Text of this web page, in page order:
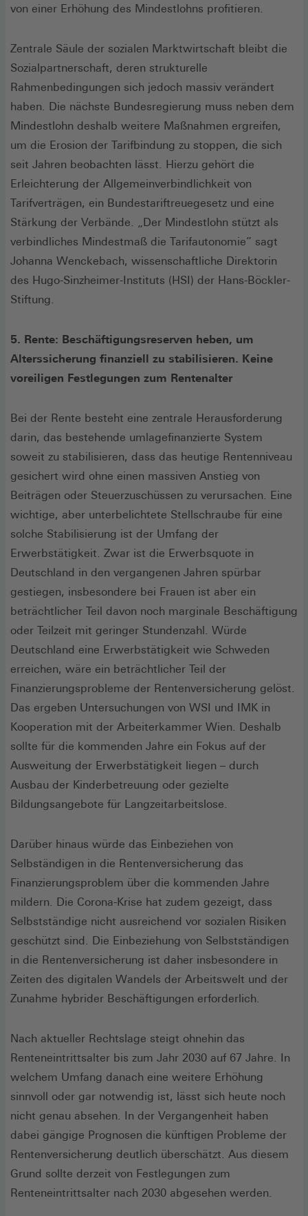
von einer Erhöhung des Mindestlohns profitieren.
Zentrale Säule der sozialen Marktwirtschaft bleibt die
Sozialpartnerschaft, deren strukturelle
Rahmenbedingungen sich jedoch massiv verändert
haben. Die nächste Bundesregierung muss neben dem
Mindestlohn deshalb weitere Maßnahmen ergreifen,
um die Erosion der Tarifbindung zu stoppen, die sich
seit Jahren beobachten lässt. Hierzu gehört die
Erleichterung der Allgemeinverbindlichkeit von
Tarifverträgen, ein Bundestariftreuegesetz und eine
Stärkung der Verbände. „Der Mindestlohn stützt als
verbindliches Mindestmaß die Tarifautonomie” sagt
Johanna Wenckebach, wissenschaftliche Direktorin
des Hugo-Sinzheimer-Instituts (HSI) der Hans-Böckler-
Stiftung.
5. Rente: Beschäftigungsreserven heben, um
Alterssicherung finanziell zu stabilisieren. Keine
voreiligen Festlegungen zum Rentenalter
Bei der Rente besteht eine zentrale Herausforderung
darin, das bestehende umlagefinanzierte System
soweit zu stabilisieren, dass das heutige Rentenniveau
gesichert wird ohne einen massiven Anstieg von
Beiträgen oder Steuerzuschüssen zu verursachen. Eine
wichtige, aber unterbelichtete Stellschraube für eine
solche Stabilisierung ist der Umfang der
Erwerbstätigkeit. Zwar ist die Erwerbsquote in
Deutschland in den vergangenen Jahren spürbar
gestiegen, insbesondere bei Frauen ist aber ein
beträchtlicher Teil davon noch marginale Beschäftigung
oder Teilzeit mit geringer Stundenzahl. Würde
Deutschland eine Erwerbstätigkeit wie Schweden
erreichen, wäre ein beträchtlicher Teil der
Finanzierungsprobleme der Rentenversicherung gelöst.
Das ergeben Untersuchungen von WSI und IMK in
Kooperation mit der Arbeiterkammer Wien. Deshalb
sollte für die kommenden Jahre ein Fokus auf der
Ausweitung der Erwerbstätigkeit liegen – durch
Ausbau der Kinderbetreuung oder gezielte
Bildungsangebote für Langzeitarbeitslose.
Darüber hinaus würde das Einbeziehen von
Selbständigen in die Rentenversicherung das
Finanzierungsproblem über die kommenden Jahre
mildern. Die Corona-Krise hat zudem gezeigt, dass
Selbstständige nicht ausreichend vor sozialen Risiken
geschützt sind. Die Einbeziehung von Selbstständigen
in die Rentenversicherung ist daher insbesondere in
Zeiten des digitalen Wandels der Arbeitswelt und der
Zunahme hybrider Beschäftigungen erforderlich.
Nach aktueller Rechtslage steigt ohnehin das
Renteneintrittsalter bis zum Jahr 2030 auf 67 Jahre. In
welchem Umfang danach eine weitere Erhöhung
sinnvoll oder gar notwendig ist, lässt sich heute noch
nicht genau absehen. In der Vergangenheit haben
dabei gängige Prognosen die künftigen Probleme der
Rentenversicherung deutlich überschätzt. Aus diesem
Grund sollte derzeit von Festlegungen zum
Renteneintrittsalter nach 2030 abgesehen werden.